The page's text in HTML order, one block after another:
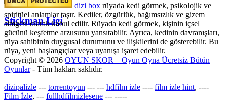
Stickman Ligi
dizi box rüyada kedi görmek​, psikolojik ve
spiritüel anlamlar taşır. Kediler, özgürlük, bağımsızlık ve gizem
simgesi olarak kabul edilir. Rüyada kedi görmek, kişinin içsel
gücünü keşfetme arzusunu yansıtabilir. Ayrıca, kedinin davranışları,
rüya sahibinin duygusal durumunu ve ilişkilerini de gösterebilir. Bu
rüya, yeni başlangıçlar veya uyanışa işaret edebilir.
Copyright © 2026 OYUN SKOR – Oyun Oyna Ücretsiz Bütün
Oyunlar- Tüm hakları saklıdır.
dizipalizle --- torrentoyun --- --- hdfilm izle ---- film izle hint, ----
Film İzle, --- fullhdfilmizlesene --- -----